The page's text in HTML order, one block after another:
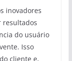
inovadores
resultados
do usuário
Isso
cliente e,